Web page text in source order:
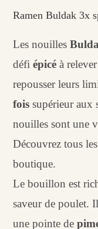
Ramen Buldak 3x
Les nouilles
défiépicé à
repousser leurs
fois supérieur aux
nouilles sont une
Découvrez tous
boutique.
Le bouillon est
saveur de poulet.
une pointe de